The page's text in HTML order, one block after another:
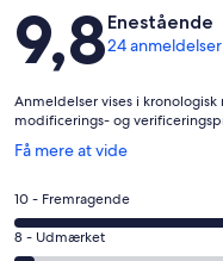
Anmeldelser
9,8Enestående
24 anmeldelser
Anmeldelser vises i
modificerings- og
Få mere at vide
Åbner
et
nyt
vindue
Bedømmelse
på
10
10 - Fremragende
Bedømmelse
8 - Udmærket